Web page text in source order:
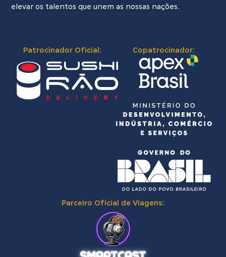
elevar os talentos que unem as nossas nações.
Patrocinador Oficial: Copatrocinador:
Parceiro Oficial de Viagens: